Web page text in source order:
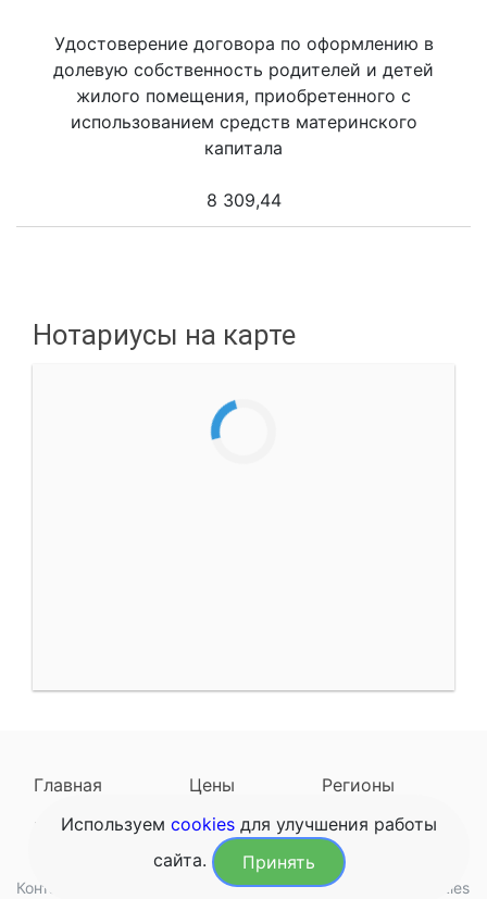
Удостоверение договора по оформлению в
долевую собственность родителей и детей
жилого помещения, приобретенного с
использованием средств материнского
капитала
8 309,44
Нотариусы на карте
Главная Цены
Регионы
Наследодатели
Задать вопрос
Контакты Обработка данных Конфиденциальность Cookies
Используем cookies для улучшения работы
сайта.
Принять